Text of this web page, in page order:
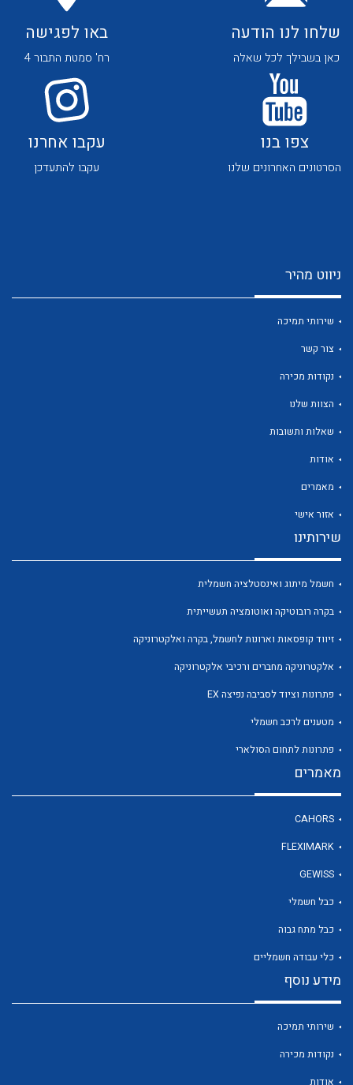
לכל מוצרי היצרן לכל מוצרי היצרן
לכל מוצרי היצרן
לכל מוצרי היצרן
שלחו לנו הודעה
כאן בשבילך לכל שאלה
באו לפגישה
רח' סמטת התבור 4
צפו בנו
הסרטונים האחרונים שלנו
עקבו אחרנו
עקבו להתעדכן
ניווט מהיר
שירותי תמיכה
צור קשר
נקודות מכירה
הצוות שלנו
שאלות ותשובות
אודות
מאמרים
אזור אישי
שירותינו
חשמל מיתוג ואינסטלציה חשמלית
בקרה רובוטיקה ואוטומציה תעשייתית
זיווד קופסאות וארונות לחשמל, בקרה ואלקטרוניקה
אלקטרוניקה מחברים ורכיבי אלקטרוניקה
פתרונות וציוד לסביבה נפיצה EX
מטענים לרכב חשמלי
פתרונות לתחום הסולארי
מאמרים
CAHORS
FLEXIMARK
GEWISS
כבל חשמלי
כבל מתח גבוה
כלי עבודה חשמליים
מידע נוסף
שירותי תמיכה
נקודות מכירה
אודות